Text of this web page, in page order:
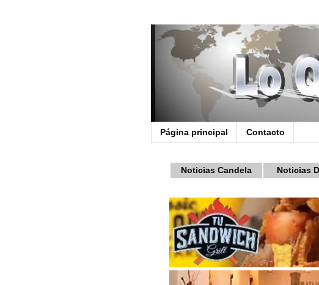
Página principal Contacto
Noticias Candela Noticias